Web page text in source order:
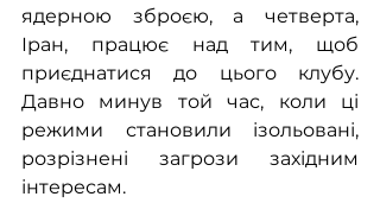
ядерною зброєю, а четверта,
Іран, працює над тим, щоб
приєднатися до цього клубу.
Давно минув той час, коли ці
режими становили ізольовані,
розрізнені загрози західним
інтересам.